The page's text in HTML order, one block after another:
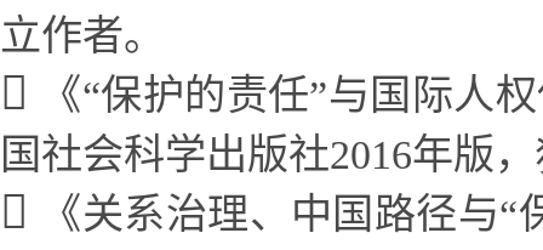
立作者。
《“保护的责任”与国际人
国社会科学出版社2016年版，
《关系治理、中国路径与